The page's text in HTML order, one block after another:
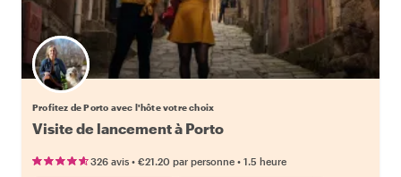
Choisissez votre local favori
Profitez de Porto avec l'hôte votre choix
Visite de lancement à Porto
326 avis • €21.20 par personne • 1.5 heure